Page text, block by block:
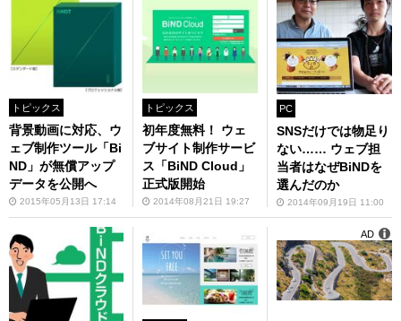
トピックス
背景動画に対応、ウ
ェブ制作ツール「Bi
ND」が無償アップ
データを公開へ
2015年05月13日 17:14
トピックス
初年度無料！ ウェ
ブサイト制作サービ
ス「BiND Cloud」
正式版開始
2014年08月21日 19:27
PC
SNSだけでは物足り
ない…… ウェブ担
当者はなぜBiNDを
選んだのか
2014年09月19日 11:00
AD